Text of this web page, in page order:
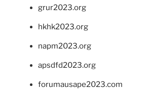
grur2023.org
hkhk2023.org
napm2023.org
apsdfd2023.org
forumausape2023.com